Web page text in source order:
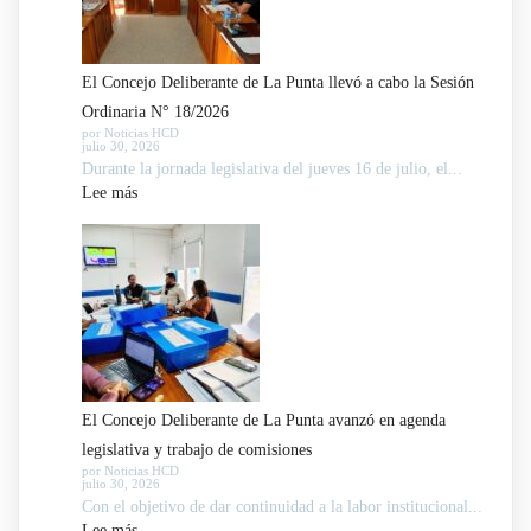
El Concejo Deliberante de La Punta llevó a cabo la Sesión
Ordinaria N° 18/2026
por Noticias HCD
julio 30, 2026
Durante la jornada legislativa del jueves 16 de julio, el...
Lee más:
El
Concejo
Deliberante
de
La
Punta
llevó
a
cabo
la
Sesión
El Concejo Deliberante de La Punta avanzó en agenda
legislativa y trabajo de comisiones
por Noticias HCD
julio 30, 2026
Con el objetivo de dar continuidad a la labor institucional...